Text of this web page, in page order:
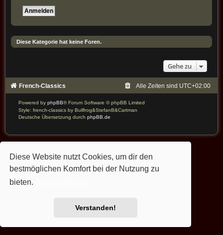
Diese Website nutzt Cookies, um dir den
bestmöglichen Komfort bei der Nutzung zu
bieten.
Verstanden!
Diese Kategorie hat keine Foren.
Gehe zu
French-Classics Alle Zeiten sind UTC+02:00
Powered by phpBB® Forum Software © phpBB Limited
Style: french-classics by Bullfrog&StefanB&Cartman
Deutsche Übersetzung durch phpBB.de